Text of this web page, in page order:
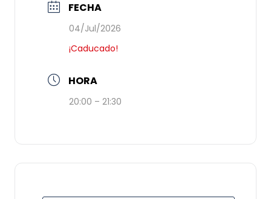
FECHA
04/Jul/2026
¡Caducado!
HORA
20:00 – 21:30